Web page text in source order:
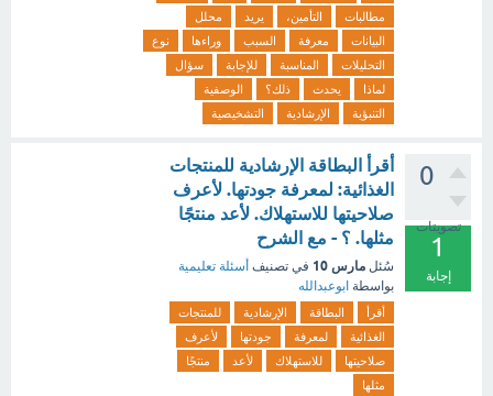
مطالبات
التأمين، يريد
محلل
البيانات
معرفة السبب وراءها
نوع
التحليلات
المناسبة للإجابة
سؤال
لماذا
يحدث ذلك؟
الوصفية
التنبؤية
الإرشادية التشخيصية
0
تصويتات
1
إجابة
أقرأ البطاقة الإرشادية للمنتجات
الغذائية: لمعرفة جودتها. لأعرف
صلاحيتها للاستهلاك. لأعد منتجًا
مثلها. ؟ - مع الشرح
سُئل مارس 10 في تصنيف أسئلة تعليمية
بواسطة ابوعبدالله
أقرأ البطاقة الإرشادية
للمنتجات
الغذائية
لمعرفة جودتها
لأعرف
صلاحيتها
للاستهلاك لأعد
منتجًا
مثلها